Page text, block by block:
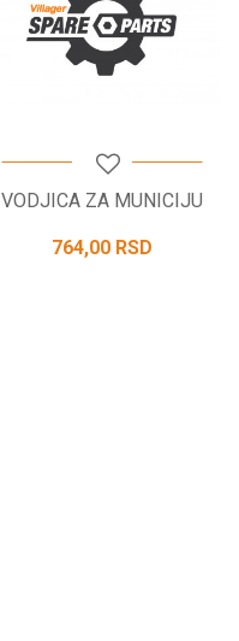
VODJICA ZA MUNICIJU
764,00 RSD